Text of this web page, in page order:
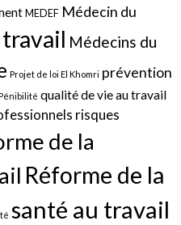
MEDEF Médecin du
Médecins du
Projet de loi El Khomri prévention
qualité de vie au travail
risques
de la
Réforme de la
santé au travail